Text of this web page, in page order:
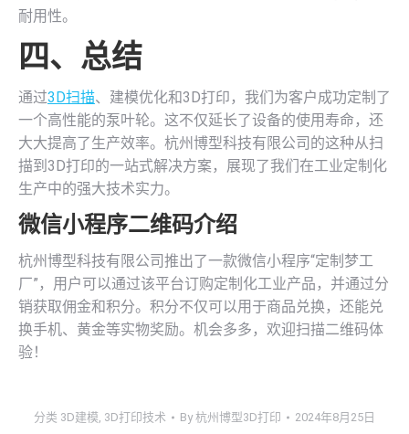
耐用性。
四、总结
通过3D扫描、建模优化和3D打印，我们为客户成功定制了
一个高性能的泵叶轮。这不仅延长了设备的使用寿命，还
大大提高了生产效率。杭州博型科技有限公司的这种从扫
描到3D打印的一站式解决方案，展现了我们在工业定制化
生产中的强大技术实力。
微信小程序二维码介绍
杭州博型科技有限公司推出了一款微信小程序“定制梦工
厂”，用户可以通过该平台订购定制化工业产品，并通过分
销获取佣金和积分。积分不仅可以用于商品兑换，还能兑
换手机、黄金等实物奖励。机会多多，欢迎扫描二维码体
验！
分类 3D建模, 3D打印技术 By杭州博型3D打印 2024年8月25日